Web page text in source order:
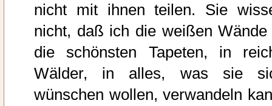
nicht mit ihnen teilen. Sie
nicht, daß ich die weißen Wände
die schönsten Tapeten, in
Wälder, in alles, was sie
wünschen wollen, verwandeln